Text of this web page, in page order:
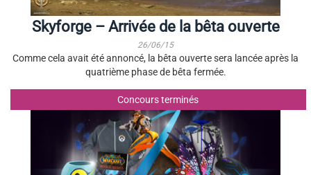
Skyforge – Arrivée de la bêta ouverte
26/06/15
Comme cela avait été annoncé, la bêta ouverte sera lancée après la
quatrième phase de bêta fermée.
Concours terminés